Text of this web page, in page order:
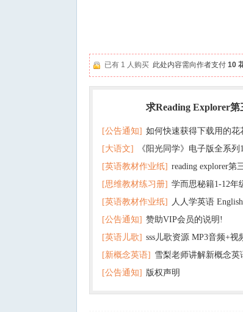
已有 1 人购买 此处内容需向作者支付 10
求Reading Explorer第
[公告通知] 如何快速获得下载用的花
[大语文]
《阳光同学》电子版全系
+英语
[英语教材作业纸] reading explorer第
+音频 百度云网盘下载
[思维教材练习册] 学而思秘籍1-12年
子版PDF全册 百度网盘
[英语教材作业纸] 人人学英语
版pdf 百度网盘下载
[公告通知] 赞助VIP会员的说明!
[英语儿歌] sss儿歌资源 MP3音频+视
百度云网盘下载
[新概念英语] 雪梨老师讲解新概念英
[公告通知] 版权声明